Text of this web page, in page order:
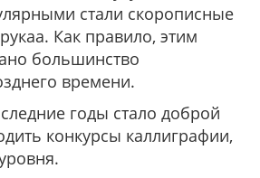
стали скорописные
Как правило, этим
большинство
времени.
годы стало доброй
конкурсы каллиграфии,